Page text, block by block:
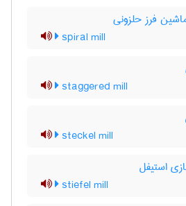
فرز حلزونی
spiral mill
staggered mill
steckel mill
استیفل
stiefel mill